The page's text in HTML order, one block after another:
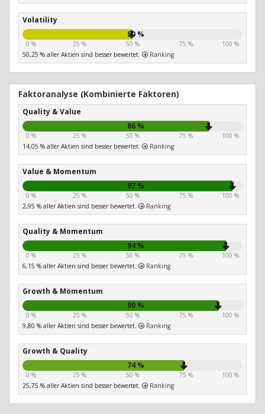
Volatility
50 %
0 % 25 % 50 % 75 %
100 %
50,25 % aller Aktien sind besser bewertet.
Ranking
Faktoranalyse (Kombinierte Faktoren)
Quality & Value
86 %
0 % 25 % 50 % 75 %
100 %
14,05 % aller Aktien sind besser bewertet.
Ranking
Value & Momentum
97 %
0 % 25 % 50 % 75 %
100 %
2,95 % aller Aktien sind besser bewertet.
Ranking
Quality & Momentum
94 %
0 % 25 % 50 % 75 %
100 %
6,15 % aller Aktien sind besser bewertet.
Ranking
Growth & Momentum
90 %
0 % 25 % 50 % 75 %
100 %
9,80 % aller Aktien sind besser bewertet.
Ranking
Growth & Quality
74 %
0 % 25 % 50 % 75 %
100 %
25,75 % aller Aktien sind besser bewertet.
Ranking